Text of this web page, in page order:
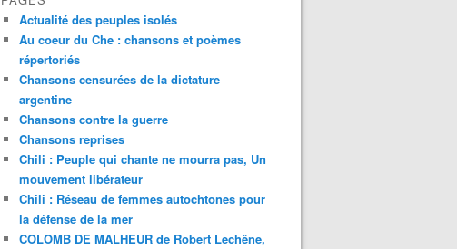
Actualité des peuples isolés
Au coeur du Che : chansons et poèmes
répertoriés
Chansons censurées de la dictature
argentine
Chansons contre la guerre
Chansons reprises
Chili : Peuple qui chante ne mourra pas, Un
mouvement libérateur
Chili : Réseau de femmes autochtones pour
la défense de la mer
COLOMB DE MALHEUR de Robert Lechêne,